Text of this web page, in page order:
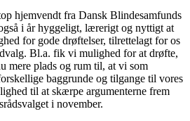
hjemvendt fra Dansk Blindesamfunds
i år hyggeligt, lærerigt og nyttigt at
for gode drøftelser, tilrettelagt for os
Bl.a. fik vi mulighed for at drøfte,
mere plads og rum til, at vi som
baggrunde og tilgange til vores
til at skærpe argumenterne frem
i november.